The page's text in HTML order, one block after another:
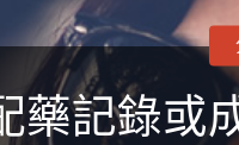
藥記錄或